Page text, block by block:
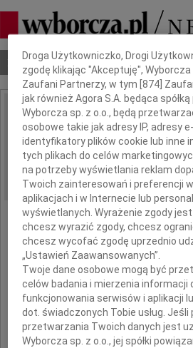
Nekrologi Odeszli Poradnik
IMIĘ I NAZWISKO:
REGION: Częstochowa
DATA EMISJI: 07.05.2024
Częstochowskiego
Dbamy o Twoją prywatność
Droga Użytkowniczko, Drogi
zgodę klikając "Akceptuję", Wyborcza
Zaufani Partnerzy, w tym [874 ]
jak również Agora S.A. będąca
Wyborcza sp. z o.o., będą
osobowe takie jak adresy IP, adresy
identyfikatory plików cookie lub inne
tych plikach do celów
na potrzeby wyświetlania reklam
Twoich zainteresowań i preferencji
aplikacjach i w Internecie lub
wyświetlanych. Wyrażenie zgody
chcesz wyrazić zgody, chcesz
chcesz wycofać zgodę uprzednio
„Ustawień Zaawansowanych”.
Twoje dane osobowe mogą być
celów badania i mierzenia informacji
funkcjonowania serwisów i aplikacji
dot. świadczonych Tobie usług. Jeśli
przetwarzania Twoich danych jest
Wyborcza sp. z o.o., jej spółki